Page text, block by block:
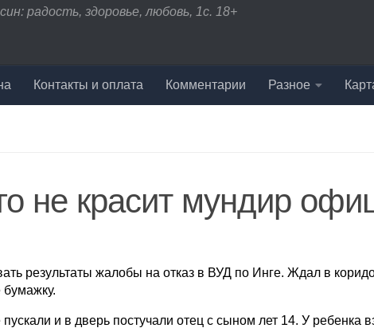
радость, здоровье, любовь, 1с. 18+
Контакты и оплата Комментарии Разное
не красит мундир
результаты жалобы на отказ в ВУД по Инге. Ждал в
и в дверь постучали отец с сыном лет 14. У ребенка